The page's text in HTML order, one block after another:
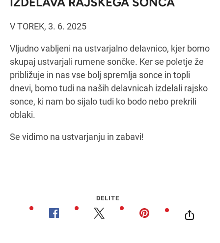
V TOREK, 3. 6. 2025
Vljudno vabljeni na ustvarjalno delavnico, kjer bomo
skupaj ustvarjali rumene sončke. Ker se poletje že
približuje in nas vse bolj spremlja sonce in topli
dnevi, bomo tudi na naših delavnicah izdelali rajsko
sonce, ki nam bo sijalo tudi ko bodo nebo prekrili
oblaki.
Se vidimo na ustvarjanju in zabavi!
DELITE